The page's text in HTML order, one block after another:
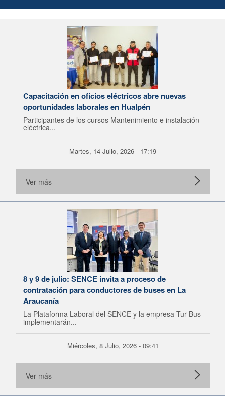
Capacitación en oficios eléctricos abre nuevas
oportunidades laborales en Hualpén
Participantes de los cursos Mantenimiento e instalación
eléctrica...
Martes, 14 Julio, 2026 - 17:19
Ver más
8 y 9 de julio: SENCE invita a proceso de
contratación para conductores de buses en La
Araucanía
La Plataforma Laboral del SENCE y la empresa Tur Bus
implementarán...
Miércoles, 8 Julio, 2026 - 09:41
Ver más